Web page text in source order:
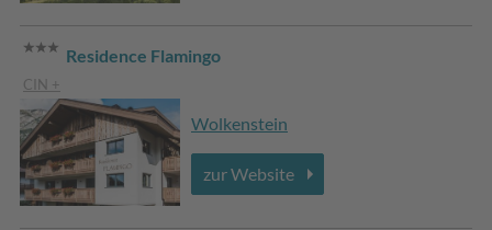
Residence Flamingo
CIN +
Wolkenstein
zur Website